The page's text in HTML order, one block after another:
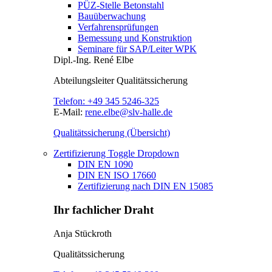
PÜZ-Stelle Betonstahl
Bauüberwachung
Verfahrensprüfungen
Bemessung und Konstruktion
Seminare für SAP/Leiter WPK
Dipl.-Ing. René Elbe
AbteilungsleiterQualitätssicherung
Telefon: +49 345 5246-325
E-Mail: rene.elbe@slv-halle.de
Qualitätssicherung (Übersicht)
Zertifizierung Toggle Dropdown
DIN EN 1090
DIN EN ISO 17660
Zertifizierung nach DIN EN 15085
Ihr fachlicher Draht
Anja Stückroth
Qualitätssicherung